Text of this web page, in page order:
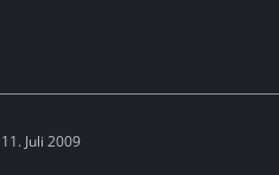
11. Juli 2009